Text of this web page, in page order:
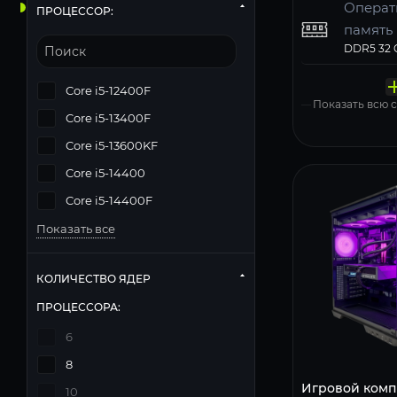
память
Zalman
Windows
Показать всю
Игровой
ПРОЦЕССОР:
Core i5-12400F
Core i5-13400F
Core i5-13600KF
Core i5-14400
Core i5-14400F
Показать все
КОЛИЧЕСТВО ЯДЕР
ПРОЦЕССОРА:
6
8
10